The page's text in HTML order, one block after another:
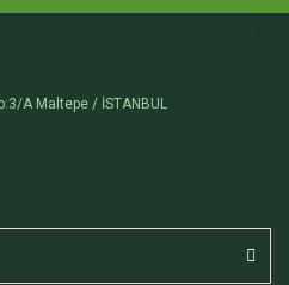
A Maltepe / İSTANBUL